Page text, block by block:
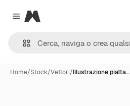
Close menu
Magnific
Home/Stock/Vettori/Illustrazione piatta…